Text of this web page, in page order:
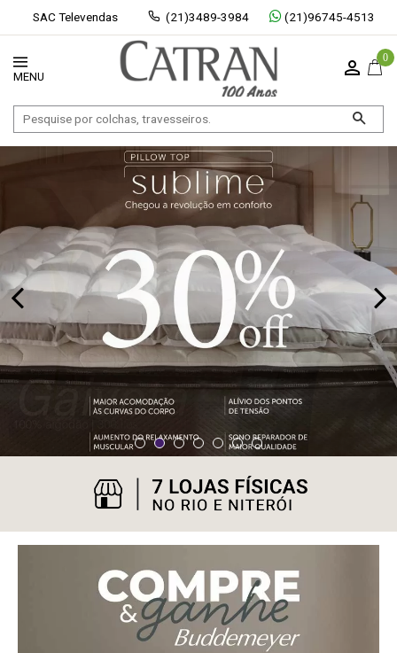
SAC Televendas (21)3489-3984 (21)96745-4513
0
Exibir todos Fechar [×]